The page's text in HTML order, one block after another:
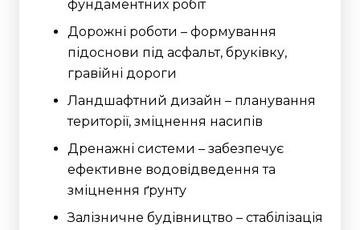
фундаментних робіт
Дорожні роботи – формування
підоснови під асфальт, бруківку,
гравійні дороги
Ландшафтний дизайн – планування
території, зміцнення насипів
Дренажні системи – забезпечує
ефективне водовідведення та
зміцнення ґрунту
Залізничне будівництво – стабілізація